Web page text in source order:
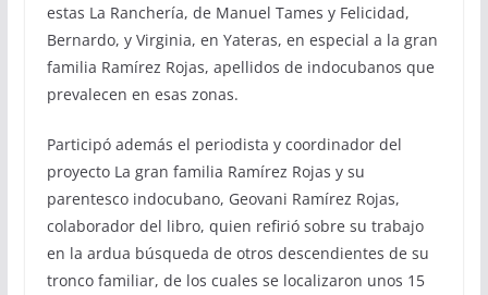
estas La Ranchería, de Manuel Tames y Felicidad,
Bernardo, y Virginia, en Yateras, en especial a la gran
familia Ramírez Rojas, apellidos de indocubanos que
prevalecen en esas zonas.
Participó además el periodista y coordinador del
proyecto La gran familia Ramírez Rojas y su
parentesco indocubano, Geovani Ramírez Rojas,
colaborador del libro, quien refirió sobre su trabajo
en la ardua búsqueda de otros descendientes de su
tronco familiar, de los cuales se localizaron unos 15